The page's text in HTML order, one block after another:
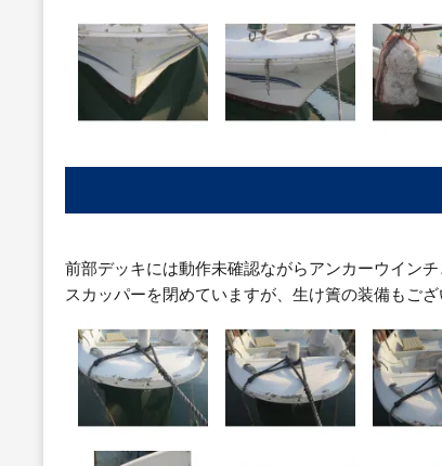
前部デッキには動作未確認ながらアンカーウイン
スカッパーを閉めていますが、生け簀の装備もご